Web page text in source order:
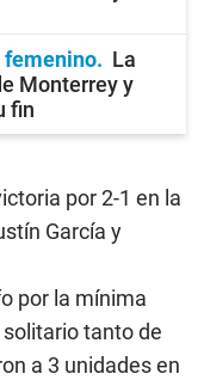
femenino
La
Monterrey y
fin
por 2-1 en la
García y
por la mínima
tanto de
a 3 unidades en